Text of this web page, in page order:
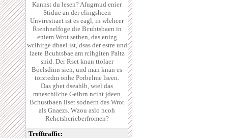
Kannst du lesen? Afugrnud enier
Stidue an der elingshcen
Unvirestiaet ist es eagl, in wlehcer
Rienhnelfoge die Bcuhtsbaen in
eniem Wrot sethen, das enizg
wcihitge dbaei ist, dsas der estre und
lzete Bcuhtsbae am rcihgiten Paltz
snid. Der Rset knan ttolaer
Boelsdinn sien, und man knan es
torztedm onhe Porbelme lseen.
Das ghet dseahlb, wiel das
mneschilche Geihrn nciht jdeen
Bchustbaen liset sodnern das Wrot
als Gnaezs. Wzou aslo ncoh
Rehctshcrieberfromen?
Trefftraffic: